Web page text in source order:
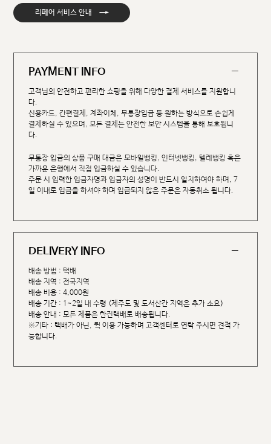
리페어 서비스 안내 →
PAYMENT INFO
고객님의 안전하고 편리한 쇼핑을 위해 다양한 결제 서비스를 지원합니
다.
신용카드, 간편결제, 계좌이체, 무통장입금 등 원하는 방식으로 손쉽게
결제하실 수 있으며, 모든 결제는 안전한 보안 시스템을 통해 보호됩니
다.
무통장 입금의 상품 구매 대금은 모바일뱅킹, 인터넷뱅킹, 텔레뱅킹 혹은
가까운 은행에서 직접 입금하실 수 있습니다.
주문 시 입력한 입금자명과 입금자의 성명이 반드시 일치하여야 하며, 7
일 이내로 입금을 하셔야 하며 입금되지 않은 주문은 자동취소 됩니다.
DELIVERY INFO
배송 방법 : 택배
배송 지역 : 전국지역
배송 비용 : 4,000원
배송 기간 : 1~2일 내 수령 (제주도 및 도서산간 지역은 추가 소요)
배송 안내 : 모든 제품은 한진택배로 배송됩니다.
※기타 : 택배가 아닌, 퀵 이용 가능하며 고객센터로 연락 주시면 견적 가
능합니다.